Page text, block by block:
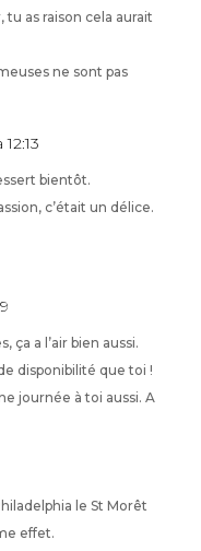
as raison cela aurait
ne sont pas
bientôt.
c’était un délice.
ça a l’air bien aussi.
disponibilité que toi !
journée à toi aussi. A
le St Morêt
effet.